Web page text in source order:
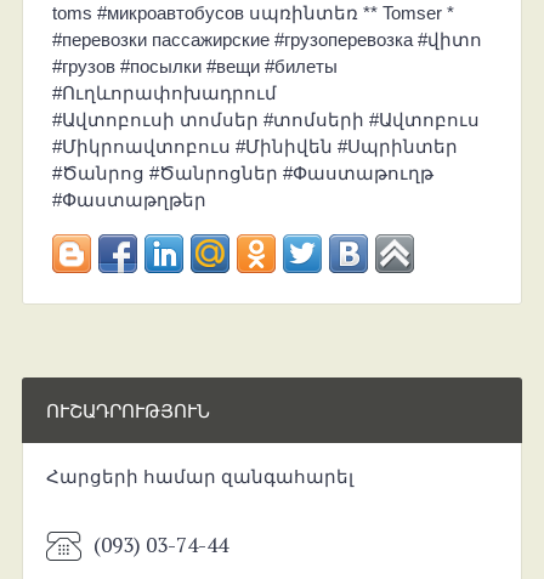
toms #микроавтобусов սպռինտեռ ** Tomser *
#перевозки пассажирские #грузоперевозка #վիտո
#грузов #посылки #вещи #билеты
#Ուղևորափոխադրում
#Ավտոբուսի տոմսեր #տոմսերի #Ավտոբուս
#Միկրոավտոբուս #Մինիվեն #Սպրինտեր
#Ծանրոց #Ծանրոցներ #Փաստաթուղթ
#Փաստաթղթեր
ՈՒՇԱԴՐՈՒԹՅՈՒՆ
Հարցերի համար զանգահարել
(093) 03-74-44